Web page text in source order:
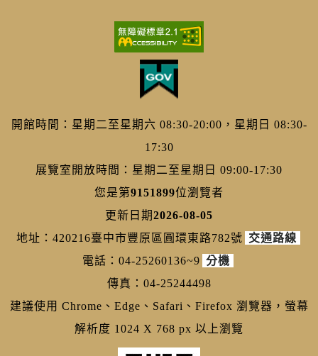
開館時間：星期二至星期六 08:30-20:00，星期日 08:30-
17:30
展覽室開放時間：星期二至星期日 09:00-17:30
您是第9151899位瀏覽者
更新日期2026-08-05
地址：420216臺中市豐原區圓環東路782號 交通路線
電話：04-25260136~9 分機
傳真：04-25244498
建議使用 Chrome、Edge、Safari、Firefox 瀏覽器，螢幕
解析度 1024 X 768 px 以上瀏覽